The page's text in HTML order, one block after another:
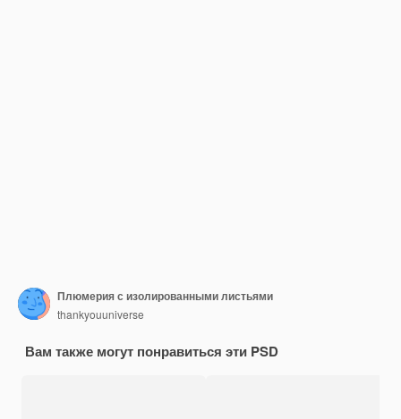
Плюмерия с изолированными листьями
thankyouuniverse
Вам также могут понравиться эти PSD